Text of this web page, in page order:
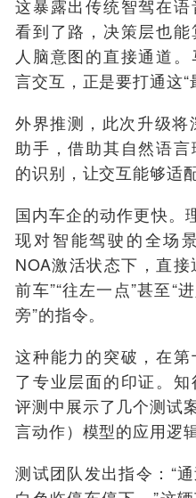
这暴露出传统智驾在
看到了路，决策层也
人脑意图的直接通道
言交互，正是要打通这“
外界推测，此次升级
助手，借助其自然语
的识别，让交互能够适
国内车企的动作更快。
现对智能驾驶的全场
NOA激活状态下，直接
前车”“往左一点”甚至“
旁”的指令。
这种能力的突破，在
了专业层面的印证。
评测中展示了几个测试
言动作）模型的应用逻辑
测试团队发出指令：“